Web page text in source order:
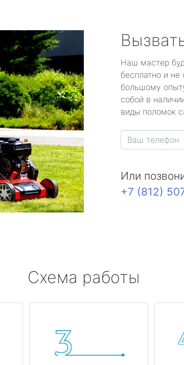
Наш мастер
бесплатно и
большому
собой в
виды поломок
Или
+7 (812)
Схема работы